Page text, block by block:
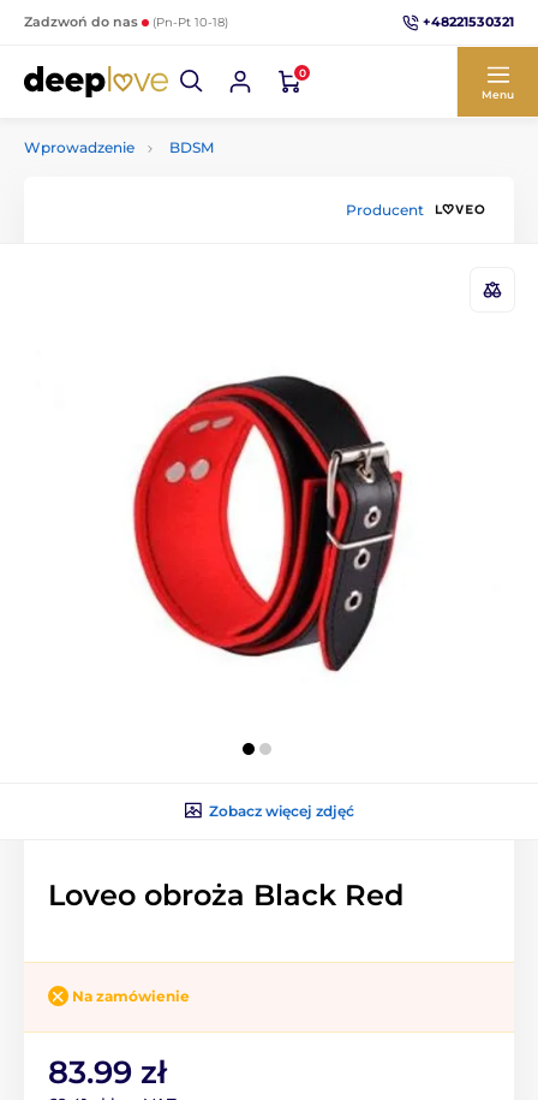
Zadzwoń do nas (Pn-Pt 10-18) +48221530321
0
Menu
Wprowadzenie BDSM
Producent
Zobacz więcej zdjęć
Loveo obroża Black Red
Na zamówienie
83.99 zł